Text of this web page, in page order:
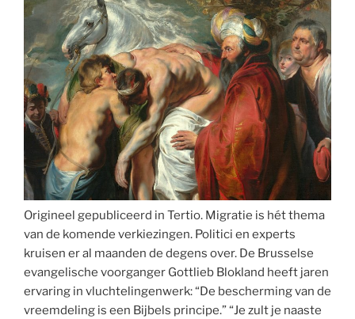
Origineel gepubliceerd in Tertio. Migratie is hét thema
van de komende verkiezingen. Politici en experts
kruisen er al maanden de degens over. De Brusselse
evangelische voorganger Gottlieb Blokland heeft jaren
ervaring in vluchtelingenwerk: “De bescherming van de
vreemdeling is een Bijbels principe.” “Je zult je naaste